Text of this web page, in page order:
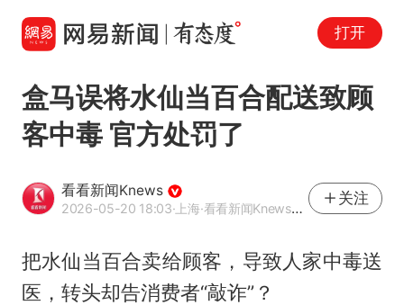
打开
盒马误将水仙当百合配送致顾
客中毒 官方处罚了
看看新闻Knews
2026-05-20 18:03·上海·看看新闻Knews官方网易号
关注
把水仙当百合卖给顾客，导致人家中毒送
医，转头却告消费者“敲诈”？